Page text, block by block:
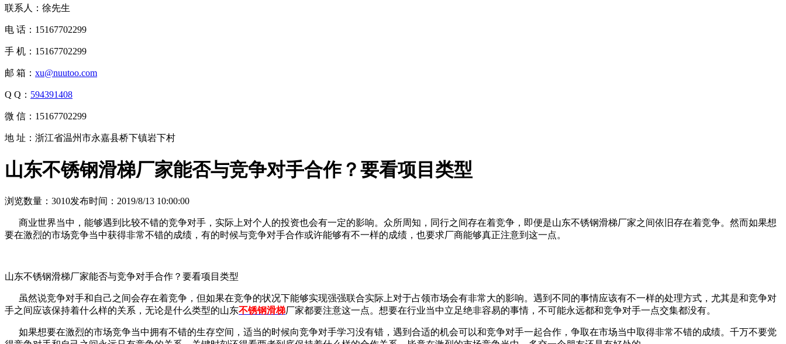
联系人：徐先生
电 话：15167702299
手 机：15167702299
邮 箱： xu@nuutoo.com
Q Q： 594391408
微 信：15167702299
地 址：浙江省温州市永嘉县桥下镇岩下村
山东不锈钢滑梯厂家能否与竞争对手合作？要看项目类型
浏览数量：3010发布时间：2019/8/13 10:00:00
商业世界当中，能够遇到比较不错的竞争对手，实际上对个人的投资也会有一定的影响。众所周知，同行之间存在着竞争，即便是山东不锈钢滑梯厂家之间依旧存在着竞争。然而如果想
要在激烈的市场竞争当中获得非常不错的成绩，有的时候与竞争对手合作或许能够有不一样的成绩，也要求厂商能够真正注意到这一点。
山东不锈钢滑梯厂家能否与竞争对手合作？要看项目类型
虽然说竞争对手和自己之间会存在着竞争，但如果在竞争的状况下能够实现强强联合实际上对于占领市场会有非常大的影响。遇到不同的事情应该有不一样的处理方式，尤其是和竞争对
手之间应该保持着什么样的关系，无论是什么类型的山东不锈钢滑梯厂家都要注意这一点。想要在行业当中立足绝非容易的事情，不可能永远都和竞争对手一点交集都没有。
如果想要在激烈的市场竞争当中拥有不错的生存空间，适当的时候向竞争对手学习没有错，遇到合适的机会可以和竞争对手一起合作，争取在市场当中取得非常不错的成绩。千万不要觉